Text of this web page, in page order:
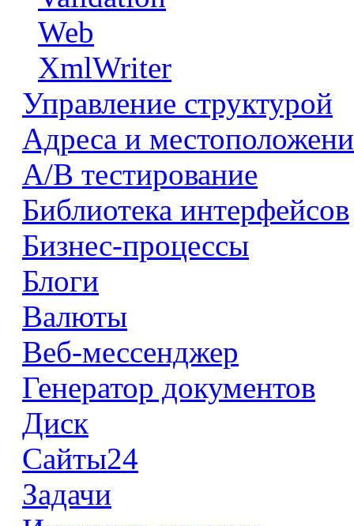
Web
XmlWriter
Управление структурой
Адреса и
А/В тестирование
Библиотека интерфейсов
Бизнес-процессы
Блоги
Валюты
Веб-мессенджер
Генератор документов
Диск
Сайты24
Задачи